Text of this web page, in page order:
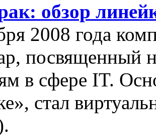
обзор
2008 года
посвященный
в сфере IT.
стал